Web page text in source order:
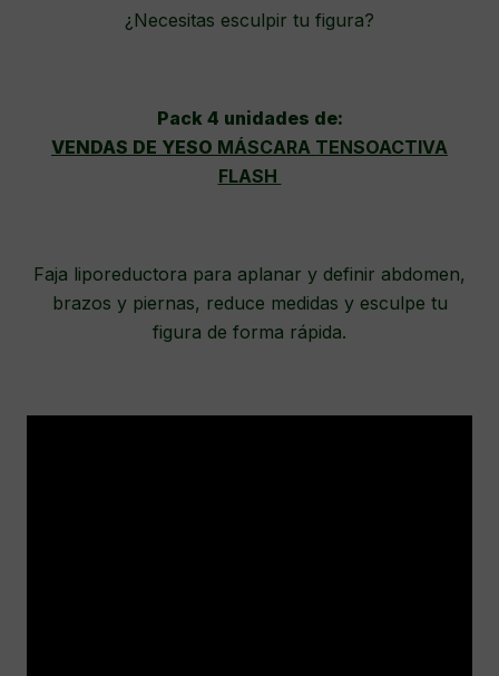
¿Necesitas esculpir tu figura?
Pack 4 unidades de:
VENDAS DE YESO MÁSCARA TENSOACTIVA
FLASH
Faja liporeductora para aplanar y definir abdomen,
brazos y piernas, reduce medidas y esculpe tu
figura de forma rápida.